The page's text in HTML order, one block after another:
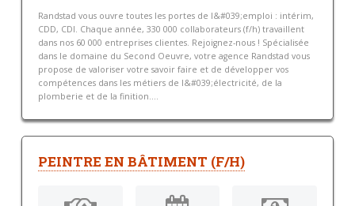
Randstad vous ouvre toutes les portes de l&#039;emploi : intérim,
CDD, CDI. Chaque année, 330 000 collaborateurs (f/h) travaillent
dans nos 60 000 entreprises clientes. Rejoignez-nous ! Spécialisée
dans le domaine du Second Oeuvre, votre agence Randstad vous
propose de valoriser votre savoir faire et de développer vos
compétences dans les métiers de l&#039;électricité, de la
plomberie et de la finition....
PEINTRE EN BÂTIMENT (F/H)